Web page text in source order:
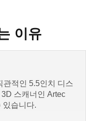
이유
관적인 5.5인치 디스
스캐너인 Artec
있습니다.